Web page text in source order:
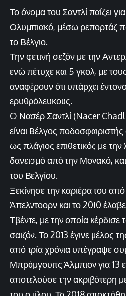
Το όνομα του Σαντλί παίζει
Ολυμπιακό, μέσω ρεπορτάζ
το Βέλγιο.
Την φετινή σεζόν με την
ενώ πέτυχε και 5 γκολ, με
αναφέρουν ότι υπάρχει
ερυθρόλευκους.
O Νασέρ Σαντλί (Nacer
είναι Βέλγος ποδοσφαιριστής
ως πλάγιος επιθετικός με την
δανεισμό από την Μονακό,
του Βελγίου.
Ξεκίνησε την καριέρα του
Άπελντοορν και το 2010
Τβέντε, με την οποία
σαιζόν. Το 2013 έγινε μέλος
από τρία χρόνια υπέγραψε
Μπρόμγουιτς Άλμπιον για 13
αποτελούσε την ακριβότερη